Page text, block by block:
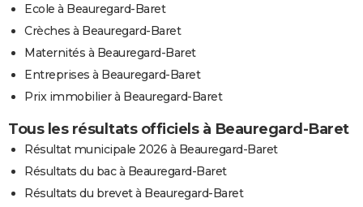
Ecole à Beauregard-Baret
Crèches à Beauregard-Baret
Maternités à Beauregard-Baret
Entreprises à Beauregard-Baret
Prix immobilier à Beauregard-Baret
Tous les résultats officiels à Beauregard-Baret
Résultat municipale 2026 à Beauregard-Baret
Résultats du bac à Beauregard-Baret
Résultats du brevet à Beauregard-Baret